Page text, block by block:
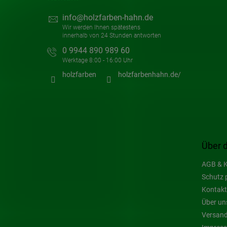
Über
AGB &
Schutz
Kontakt
Über
info@holzfarben-hahn.de
0 9944 890 989 60
holzfarben holzfarbenhahn.de/